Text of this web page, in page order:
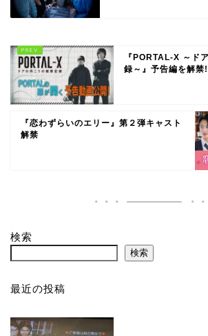
『PORTAL-X ～ド
録～』予告編を解禁
『恋わずらいのエリー』第２弾キャスト
解禁
検索
検索
最近の投稿